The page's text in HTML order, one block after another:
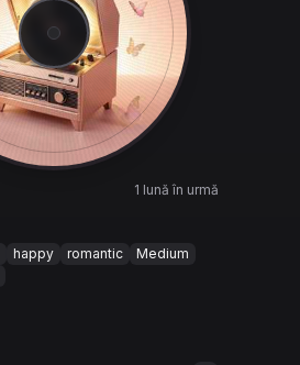
1 lună în urmă
happy romantic
Medium